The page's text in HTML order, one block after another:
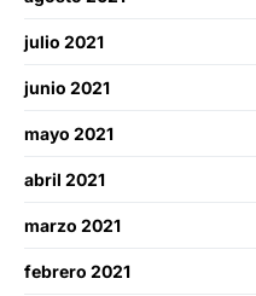
julio 2021
junio 2021
mayo 2021
abril 2021
marzo 2021
febrero 2021